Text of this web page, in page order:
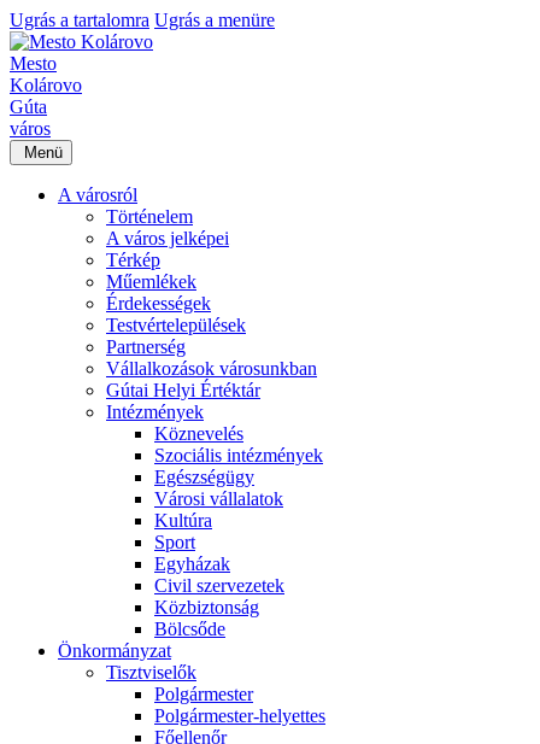
Ugrás a tartalomra Ugrás a menüre
Mesto
Kolárovo
Gúta
város
Menü
A városról
Történelem
A város jelképei
Térkép
Műemlékek
Érdekességek
Testvértelepülések
Partnerség
Vállalkozások városunkban
Gútai Helyi Értéktár
Intézmények
Köznevelés
Szociális intézmények
Egészségügy
Városi vállalatok
Kultúra
Sport
Egyházak
Civil szervezetek
Közbiztonság
Bölcsőde
Önkormányzat
Tisztviselők
Polgármester
Polgármester-helyettes
Főellenőr